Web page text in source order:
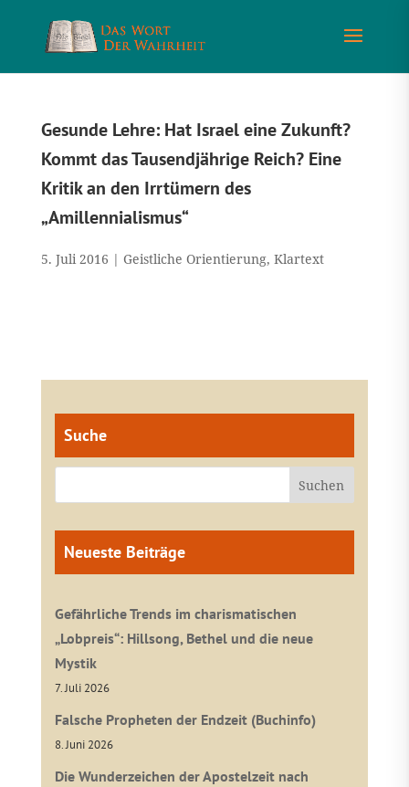
Gesunde Lehre: Hat Israel eine Zukunft?
Kommt das Tausendjährige Reich? Eine
Kritik an den Irrtümern des
„Amillennialismus“
5. Juli 2016 | Geistliche Orientierung, Klartext
Suche
Neueste Beiträge
Gefährliche Trends im charismatischen
„Lobpreis“: Hillsong, Bethel und die neue
Mystik
7. Juli 2026
Falsche Propheten der Endzeit (Buchinfo)
8. Juni 2026
Die Wunderzeichen der Apostelzeit nach